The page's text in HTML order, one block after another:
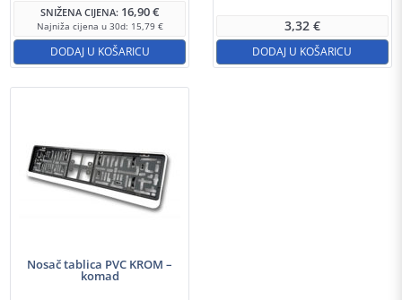
SNIŽENA CIJENA: 16,90€
Najniža cijena u 30d: 15,79 €
DODAJ U KOŠARICU
3,32 €
DODAJ U KOŠARICU
Nosač tablica PVC KROM –
komad